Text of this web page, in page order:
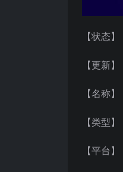
【状态
【更新
【名称
【类型
【平台